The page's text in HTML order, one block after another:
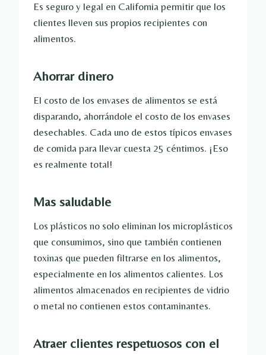
Es seguro y legal en California permitir que los
clientes lleven sus propios recipientes con
alimentos.
Ahorrar dinero
El costo de los envases de alimentos se está
disparando, ahorrándole el costo de los envases
desechables. Cada uno de estos típicos envases
de comida para llevar cuesta 25 céntimos. ¡Eso
es realmente total!
Mas saludable
Los plásticos no solo eliminan los microplásticos
que consumimos, sino que también contienen
toxinas que pueden filtrarse en los alimentos,
especialmente en los alimentos calientes. Los
alimentos almacenados en recipientes de vidrio
o metal no contienen estos contaminantes.
Atraer clientes respetuosos con el